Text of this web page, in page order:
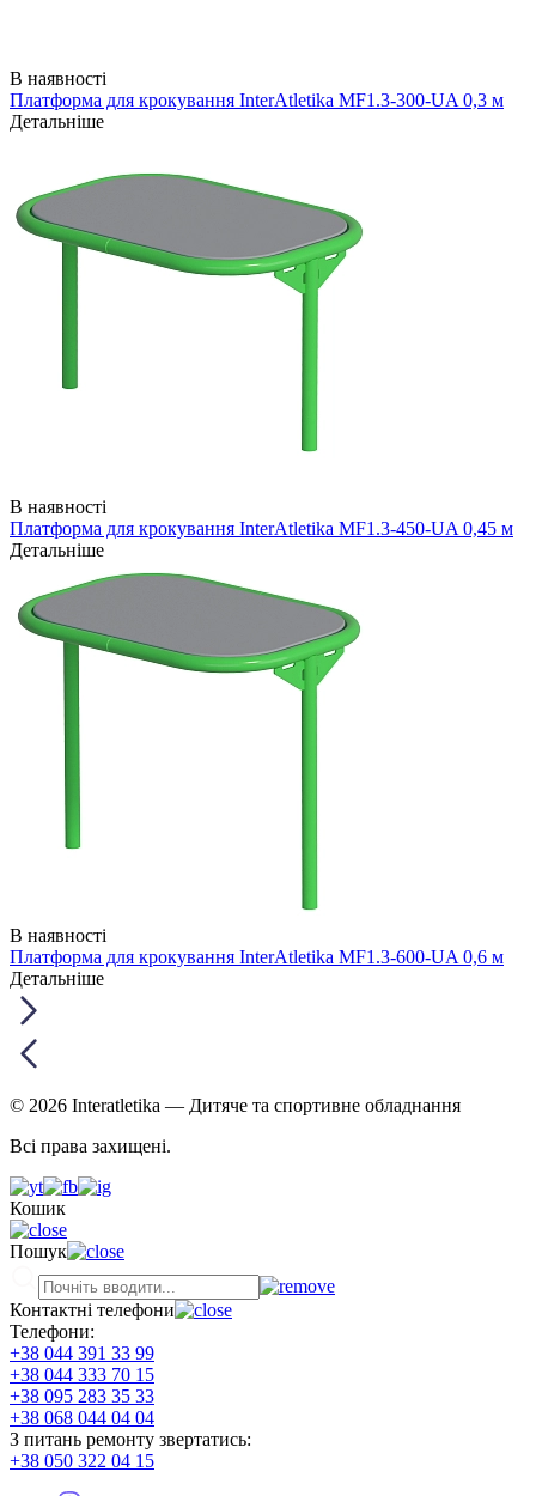
В наявності
Платформа для крокування InterAtletika MF1.3-300-UA 0,3 м
Детальніше
В наявності
Платформа для крокування InterAtletika MF1.3-450-UA 0,45 м
Детальніше
В наявності
Платформа для крокування InterAtletika MF1.3-600-UA 0,6 м
Детальніше
© 2026 Interatletika — Дитяче та спортивне обладнання
Всі права захищені.
Кошик
Пошук
Контактні телефони
Телефони:
+38 044 391 33 99
+38 044 333 70 15
+38 095 283 35 33
+38 068 044 04 04
З питань ремонту звертатись:
+38 050 322 04 15